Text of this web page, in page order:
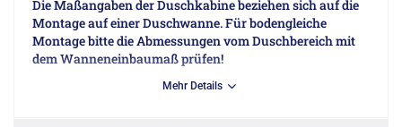
Die Maßangaben der Duschkabine beziehen sich auf die
Montage auf einer Duschwanne. Für bodengleiche
Montage bitte die Abmessungen vom Duschbereich mit
dem Wanneneinbaumaß prüfen!
Mehr Details